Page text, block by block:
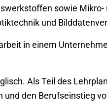
sowie
und
in einem
Als Teil des
und den Berufseinstieg